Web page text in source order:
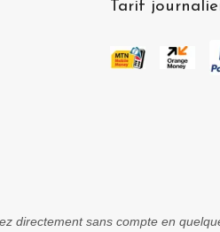
Tarif
directement sans compte en